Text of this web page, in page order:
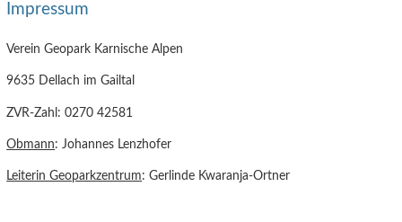
Impressum
Verein Geopark Karnische Alpen
9635 Dellach im Gailtal
ZVR-Zahl: 0270 42581
Obmann: Johannes Lenzhofer
Leiterin Geoparkzentrum: Gerlinde Kwaranja-Ortner